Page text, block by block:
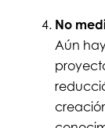
No
Aún